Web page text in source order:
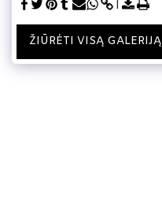
ŽIŪRĖTI VISĄ GALERIJĄ